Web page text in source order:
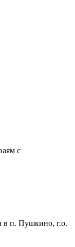
с
в п. Пушкино, г.о.